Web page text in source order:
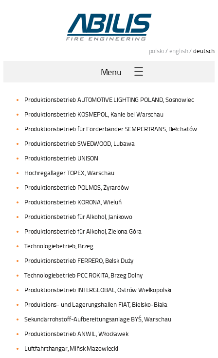
Menu
polski /english/deutsch
Produktionsbetrieb AUTOMOTIVE LIGHTING POLAND, Sosnowiec
Produktionsbetrieb KOSMEPOL, Kanie bei Warschau
Produktionsbetrieb für Förderbänder SEMPERTRANS, Bełchatów
Produktionsbetrieb SWEDWOOD, Lubawa
Produktionsbetrieb UNISON
Hochregallager TOPEX, Warschau
Produktionsbetrieb POLMOS, Żyrardów
Produktionsbetrieb KORONA, Wieluń
Produktionsbetrieb für Alkohol, Janikowo
Produktionsbetrieb für Alkohol, Zielona Góra
Technologiebetrieb, Brzeg
Produktionsbetrieb FERRERO, Belsk Duży
Technologiebetrieb PCC ROKITA, Brzeg Dolny
Produktionsbetrieb INTERGLOBAL, Ostrów Wielkopolski
Produktions- und Lagerungshallen FIAT, Bielsko-Biała
Sekundärrohstoff-Aufbereitungsanlage BYŚ, Warschau
Produktionsbetrieb ANWIL, Włocławek
Luftfahrthangar, Mińsk Mazowiecki